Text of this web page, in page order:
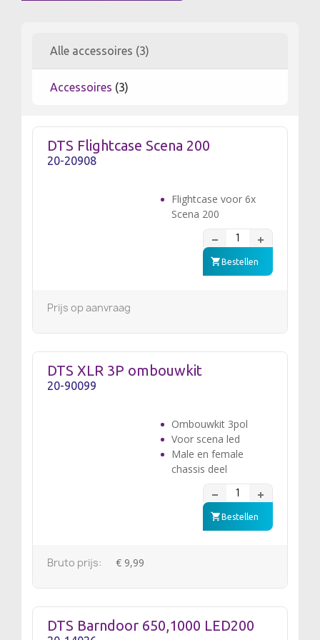
Alle accessoires (3)
Accessoires (3)
DTS Flightcase Scena 200
20-20908
Flightcase voor 6x
Scena 200
Bestellen
Prijs op aanvraag
DTS XLR 3P ombouwkit
20-90099
Ombouwkit 3pol
Voor scena led
Male en female
chassis deel
Bestellen
Bruto prijs: € 9,99
DTS Barndoor 650,1000 LED200